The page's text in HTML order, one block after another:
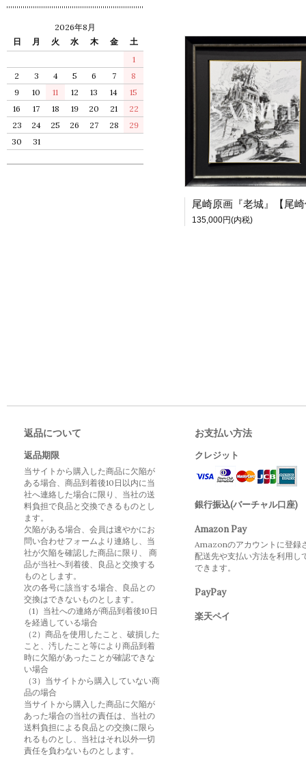
135,000円(内税)
2026年8月
日
月 火 水 木 金
土
1
2
3 4 5 6 7
8
9
10 11 12 13 14
15
16
17 18 19 20 21
22
23
24 25 26 27 28
29
30
31
返品について
返品期限
当サイトから購入した商品に欠陥が
ある場合、商品到着後10日以内に当
社へ連絡した場合に限り、当社の送
料負担で良品と交換できるものとし
ます。
欠陥がある場合、会員は速やかにお
問い合わせフォームより連絡し、当
社が欠陥を確認した商品に限り、 商
品が当社へ到着後、良品と交換する
ものとします。
次の各号に該当する場合、良品との
交換はできないものとします。
（1）当社への連絡が商品到着後10日
を経過している場合
（2）商品を使用したこと、破損した
こと、汚したこと等により商品到着
時に欠陥があったことが確認できな
い場合
（3）当サイトから購入していない商
品の場合
当サイトから購入した商品に欠陥が
あった場合の当社の責任は、当社の
送料負担による良品との交換に限ら
れるものとし、当社はそれ以外一切
責任を負わないものとします。
お支払い方法
クレジット
銀行振込(バーチャル口座)
Amazon Pay
Amazonのアカウントに登録
配送先や支払い方法を利用し
できます。
PayPay
楽天ペイ